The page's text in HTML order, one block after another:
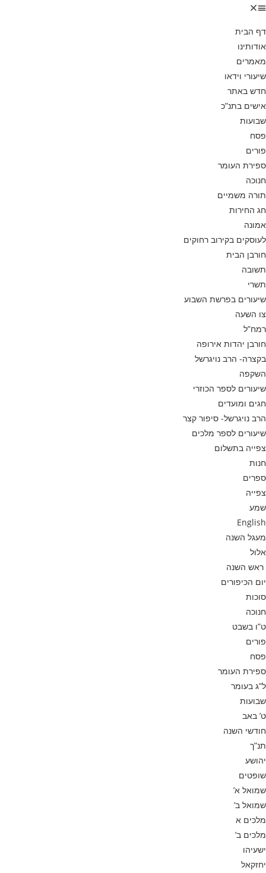
דף הבית
אודותינו
מאמרים
שיעורי וידאו
חדש באתר
אישים בתנ”כ
שבועות
פסח
פורים
ספירת העומר
חנוכה
תורה משמיים
חג החירות
אמונה
לעוסקים בקירוב רחוקים
חורבן הבית
תשובה
תשרי
שיעורים בפרשת השבוע
צו השעה
רמח”ל
חורבן יהדות אירופה
בקצרה- הרב נויגרשל
השקפה
שיעורים לספר הכוזרי
חגים ומועדים
הרב נויגרשל- סיפור קצר
שיעורים לספר מלכים
צפייה בתשלום
חנות
ספרים
צפייה
שמע
English
מעגל השנה
אלול
ראש השנה
יום הכיפורים
סוכות
חנוכה
ט”ו בשבט
פורים
פסח
ספירת העומר
ל”ג בעומר
שבועות
ט’ באב
חודשי השנה
תנ”ך
יהושע
שופטים
שמואל א’
שמואל ב’
מלכים א
מלכים ב’
ישעיהו
יחזקאל